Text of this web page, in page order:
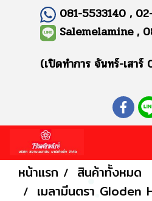
081-5533140 ,
Salemelamine ,
(เปิดทำการ จันทร์-เสา
หน้าแรก
สินค้าทั้งหมด
เมลามีนตรา Gloden